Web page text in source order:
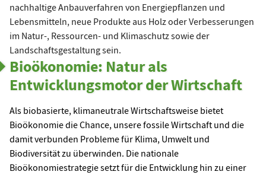
nachhaltige Anbauverfahren von Energiepflanzen und
Lebensmitteln, neue Produkte aus Holz oder Verbesserungen
im Natur-, Ressourcen- und Klimaschutz sowie der
Landschaftsgestaltung sein.
Bioökonomie: Natur als
Entwicklungsmotor der Wirtschaft
Als biobasierte, klimaneutrale Wirtschaftsweise bietet
Bioökonomie die Chance, unsere fossile Wirtschaft und die
damit verbunden Probleme für Klima, Umwelt und
Biodiversität zu überwinden. Die nationale
Bioökonomiestrategie setzt für die Entwicklung hin zu einer